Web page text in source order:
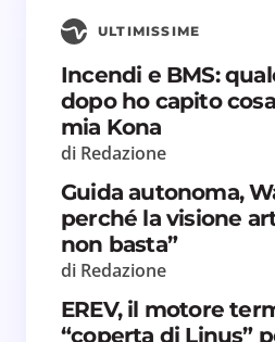
ULTIMISSIME
Incendi e BMS:
dopo ho capito
mia Kona
di Redazione
Guida autonoma,
perché la visione
non basta”
di Redazione
EREV, il motore
“coperta di Linus”